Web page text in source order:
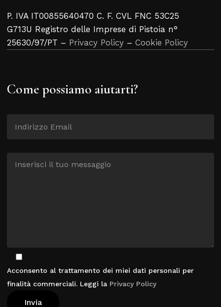
P. IVA IT00855640470 C. F. CVL FNC 53C25
G713U Registro delle Imprese di Pistoia n°
25630/97/PT – Privacy Policy – Cookie Policy
Come possiamo aiutarti?
Acconsento al trattamento dei miei dati personali per
finalità commerciali. Leggi la Privacy Policy